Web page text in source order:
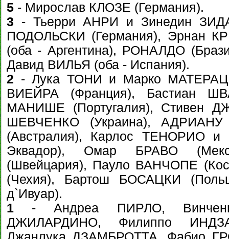
5 - Мирослав КЛОЗЕ (Германия).
3 - Тьерри АНРИ и Зинедин
ПОДОЛЬСКИ (Германия), Эрнан
(оба - Аргентина), РОНАЛДО
Давид ВИЛЬЯ (оба - Испания).
2 - Лука ТОНИ и Марко
ВИЕЙРА (Франция), Бастиан
МАНИШЕ (Португалия), Стивен
ШЕВЧЕНКО (Украина), АДРИАНУ
(Австралия), Карлос ТЕНОРИО
Эквадор), Омар БРАВО
(Швейцария), Пауло ВАНЧОПЕ
(Чехия), Бартош БОСАЦКИ
д`Ивуар).
1 - Андреа ПИРЛО,
ДЖИЛАРДИНО, Филиппо